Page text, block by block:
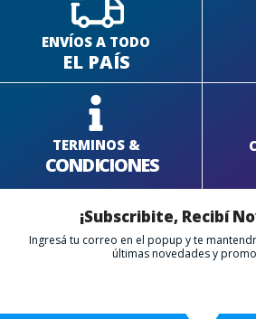
ENVÍOS A TODO
EL PAÍS
TERMINOS &
CONDICIONES
¡Subscribite, Recibí
Ingresá tu correo en el popup y te
últimas novedades y